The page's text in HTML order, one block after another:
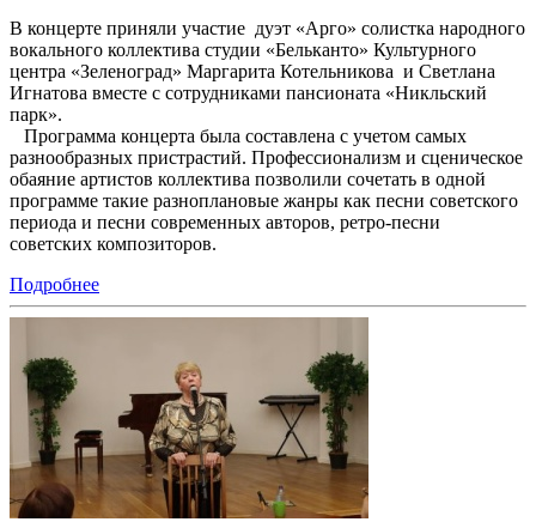
В концерте приняли участие дуэт «Арго» солистка народного
вокального коллектива студии «Бельканто» Культурного
центра «Зеленоград» Маргарита Котельникова и Светлана
Игнатова вместе с сотрудниками пансионата «Никльский
парк».
Программа концерта была составлена с учетом самых
разнообразных пристрастий. Профессионализм и сценическое
обаяние артистов коллектива позволили сочетать в одной
программе такие разноплановые жанры как песни советского
периода и песни современных авторов, ретро-песни
советских композиторов.
Подробнее